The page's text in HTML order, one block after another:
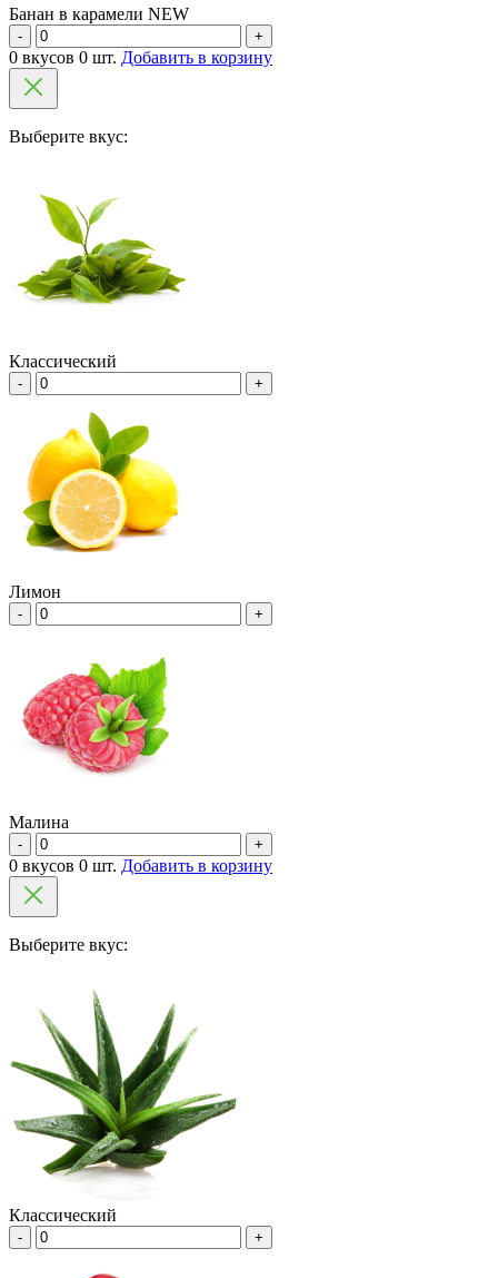
Банан в карамели NEW
- +
0 вкусов 0 шт. Добавить в корзину
Выберите вкус:
Классический
- +
Лимон
- +
Малина
- +
0 вкусов 0 шт. Добавить в корзину
Выберите вкус:
Классический
- +